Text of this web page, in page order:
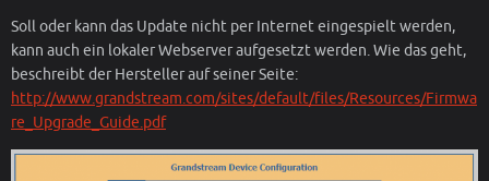
Soll oder kann das Update nicht per Internet eingespielt werden,
kann auch ein lokaler Webserver aufgesetzt werden. Wie das geht,
beschreibt der Hersteller auf seiner Seite:
http://www.grandstream.com/sites/default/files/Resources/Firmwa
re_Upgrade_Guide.pdf